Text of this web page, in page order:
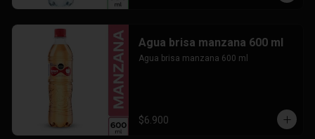
Agua brisa manzana 600 ml
Agua brisa manzana 600 ml
$6.900